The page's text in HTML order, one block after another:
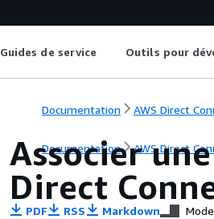
Guides de service Outils pour
Documentation AWS Direct
Documentation AWS Direct
Associer
Direct
PDF RSS Markdown